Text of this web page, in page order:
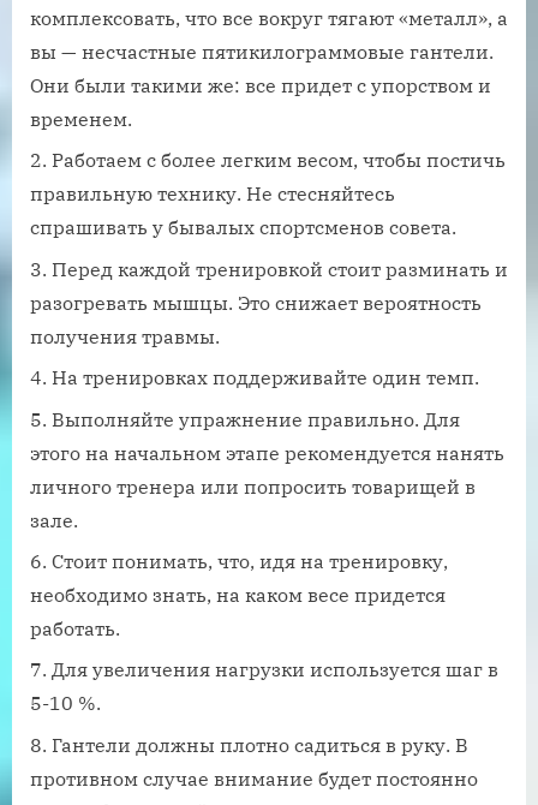
комплексовать, что все вокруг тягают «металл», а
вы — несчастные пятикилограммовые гантели.
Они были такими же: все придет с упорством и
временем.
Работаем с более легким весом, чтобы постичь
правильную технику. Не стесняйтесь
спрашивать у бывалых спортсменов совета.
Перед каждой тренировкой стоит разминать и
разогревать мышцы. Это снижает вероятность
получения травмы.
На тренировках поддерживайте один темп.
Выполняйте упражнение правильно. Для
этого на начальном этапе рекомендуется нанять
личного тренера или попросить товарищей в
зале.
Стоит понимать, что, идя на тренировку,
необходимо знать, на каком весе придется
работать.
Для увеличения нагрузки используется шаг в
5-10 %.
Гантели должны плотно садиться в руку. В
противном случае внимание будет постоянно